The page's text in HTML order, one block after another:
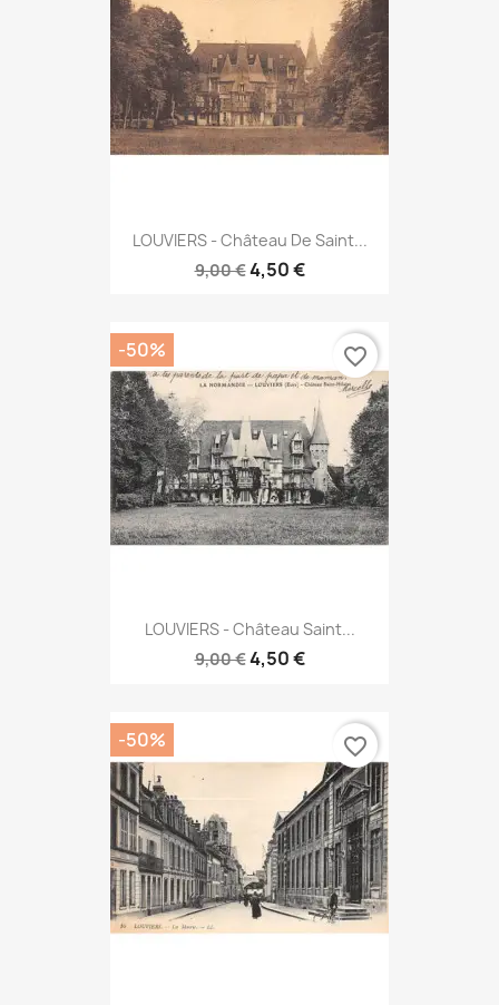
LOUVIERS - Château De Saint...
9,00 €4,50 €
LOUVIERS - Château Saint...
9,00 €4,50 €
-50% favorite_border
-50% favorite_border